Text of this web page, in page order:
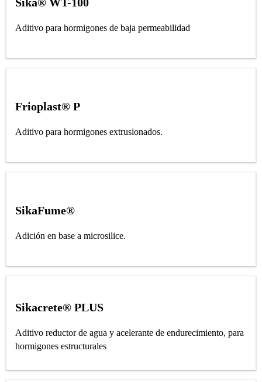
Aditivo para hormigones de baja permeabilidad
Frioplast® P
Aditivo para hormigones extrusionados.
SikaFume®
Adición en base a microsilice.
Sikacrete® PLUS
Aditivo reductor de agua y acelerante de endurecimiento, para
hormigones estructurales